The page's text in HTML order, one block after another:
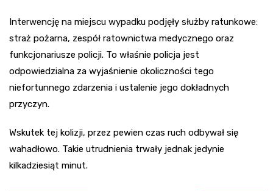
Interwencję na miejscu wypadku podjęły służby ratunkowe:
straż pożarna, zespół ratownictwa medycznego oraz
funkcjonariusze policji. To właśnie policja jest
odpowiedzialna za wyjaśnienie okoliczności tego
niefortunnego zdarzenia i ustalenie jego dokładnych
przyczyn.
Wskutek tej kolizji, przez pewien czas ruch odbywał się
wahadłowo. Takie utrudnienia trwały jednak jedynie
kilkadziesiąt minut.